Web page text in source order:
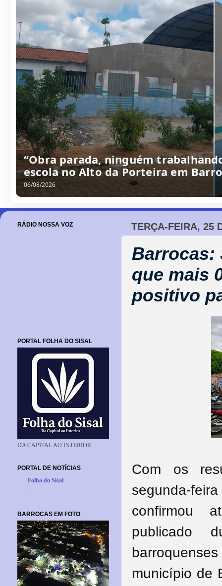
“Obra parada, ninguém
escola no Alto da Porteira em
06/08/2026
TERÇA-FEIRA, 25
Barrocas:
que mais
positivo
Com os
segunda-
confirmou
publicado
município de
RÁDIO NOSSA VOZ
PORTAL FOLHA DO SISAL
DA CAPITAL AO INTERIOR
PORTAL DE NOTÍCIAS
Folha do Sisal
-
BARROCAS EM FOTO